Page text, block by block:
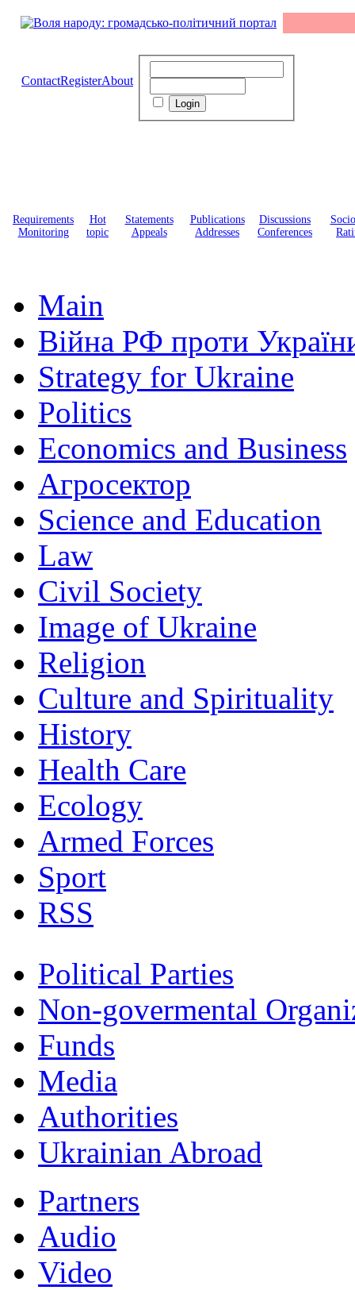
ContactRegisterAbout
Requirements
Monitoring
Hot
topic
Statements
Appeals
Publications
Addresses
Discussions
Conferences
Main
Війна РФ проти
Strategy for Ukraine
Politics
Economics and Business
Агросектор
Science and Education
Law
Civil Society
Image of Ukraine
Religion
Culture and Spirituality
History
Health Care
Ecology
Armed Forces
Sport
RSS
Political Parties
Non-govermental
Funds
Мedia
Authorities
Ukrainian Abroad
Partners
Audio
Video